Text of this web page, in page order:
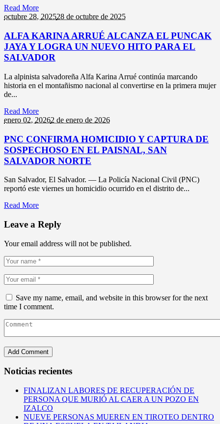
Read More
octubre 28, 202528 de octubre de 2025
ALFA KARINA ARRUÉ ALCANZA EL PUNCAK
JAYA Y LOGRA UN NUEVO HITO PARA EL
SALVADOR
La alpinista salvadoreña Alfa Karina Arrué continúa marcando
historia en el montañismo nacional al convertirse en la primera mujer
de...
Read More
enero 02, 20262 de enero de 2026
PNC CONFIRMA HOMICIDIO Y CAPTURA DE
SOSPECHOSO EN EL PAISNAL, SAN
SALVADOR NORTE
San Salvador, El Salvador. — La Policía Nacional Civil (PNC)
reportó este viernes un homicidio ocurrido en el distrito de...
Read More
Leave a Reply
Your email address will not be published.
Save my name, email, and website in this browser for the next
time I comment.
Noticias recientes
FINALIZAN LABORES DE RECUPERACIÓN DE
PERSONA QUE MURIÓ AL CAER A UN POZO EN
IZALCO
NUEVE PERSONAS MUEREN EN TIROTEO DENTRO